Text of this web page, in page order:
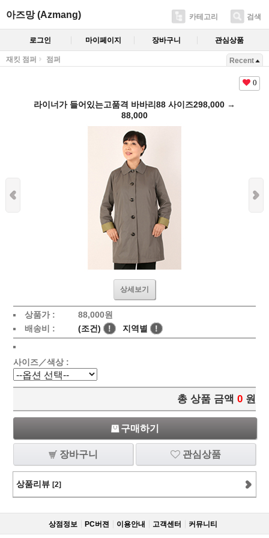
아즈망 (Azmang) 카테고리 검색
로그인 마이페이지 장바구니 관심상품
재킷 점퍼 점퍼 Recent
0
라이너가 들어있는고품격 바바리88 사이즈298,000 →
88,000
상세보기
상품가 : 88,000원
배송비 :
(조건) ! 지역별 !
사이즈／색상 :
총 상품 금액 0 원
구매하기
장바구니 관심상품
상품리뷰 [2]
상점정보 PC버젼 이용안내 고객센터 커뮤니티